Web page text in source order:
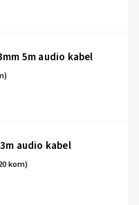
5m audio kabel
audio kabel
kom)